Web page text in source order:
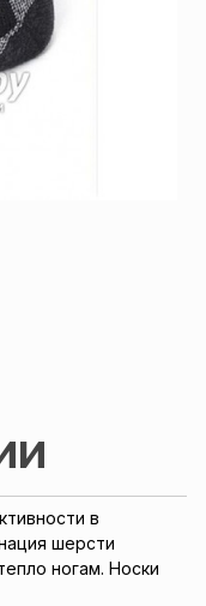
в
шерсти
ногам. Носки